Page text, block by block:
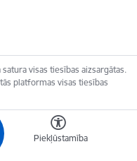
Piekļūstamība
visas tiesības aizsargātas.
platformas visas tiesības